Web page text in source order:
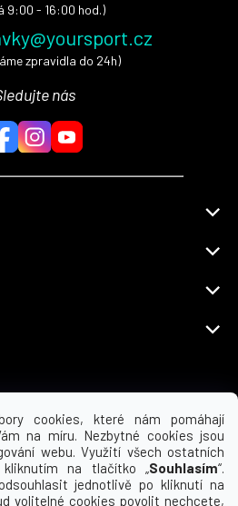
cookies, které nám pomáhají
na míru. Nezbytné cookies jsou
webu. Využití všech ostatních
na tlačítko „Souhlasím“.
jednotlivě po kliknutí na
volitelné cookies povolit nechcete,
9:00 - 16:00 hod.)
zpravidla do 24h)
nás
dopravy